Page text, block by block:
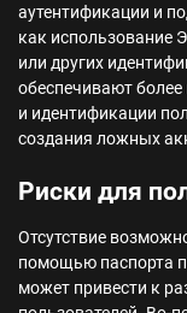
аутентификации и
как использование
или других
обеспечивают
и идентификации
создания ложных
Риски для
Отсутствие
помощью паспорта
может привести к